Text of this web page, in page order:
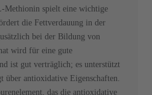
Methionin spielt eine wichtige
die Fettverdauung in der
bei der Bildung von
wird für eine gute
ist gut verträglich; es unterstützt
über antioxidative Eigenschaften.
das die antioxidative